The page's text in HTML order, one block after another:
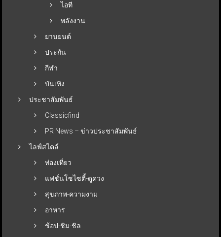
ไอที
พลังงาน
ยานยนต์
ประกัน
กีฬา
บันเทิง
ประชาสัมพันธ์
Classicfind
PR News – ข่าวประชาสัมพันธ์
ไลฟ์สไตล์
ท่องเที่ยว
แฟชั่นโซไซตี้-ดูดวง
สุขภาพ-ความงาม
อาหาร
ช้อป-ชิม-ชิล